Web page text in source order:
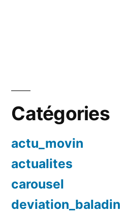
Catégories
actu_movin
actualites
carousel
deviation_baladin